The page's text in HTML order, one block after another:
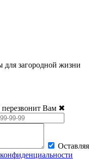
загородной жизни
перезвонит Вам ✖
Оставляя